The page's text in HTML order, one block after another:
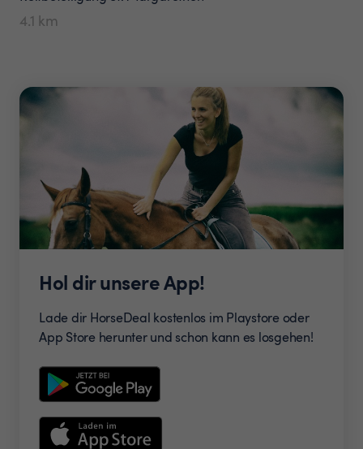
4.1 km
Hol dir unsere App!
Lade dir HorseDeal kostenlos im Playstore oder
App Store herunter und schon kann es losgehen!